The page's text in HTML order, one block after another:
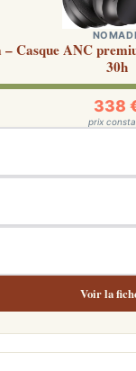
Casque ANC
30h
338
prix
Voir la